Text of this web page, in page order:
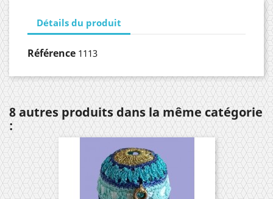
Détails du produit
Référence 1113
8 autres produits dans la même catégorie
: